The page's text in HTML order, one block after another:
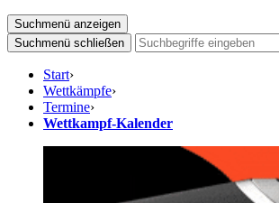
Suchmenü anzeigen
Suchmenü schließen
Start›
Wettkämpfe›
Termine›
Wettkampf-Kalender